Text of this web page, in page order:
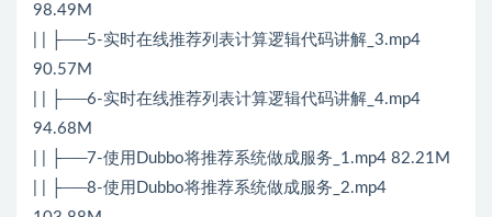
98.49M
| | ├──5-实时在线推荐列表计算逻辑代码讲解_3.mp4
90.57M
| | ├──6-实时在线推荐列表计算逻辑代码讲解_4.mp4
94.68M
| | ├──7-使用Dubbo将推荐系统做成服务_1.mp4 82.21M
| | ├──8-使用Dubbo将推荐系统做成服务_2.mp4